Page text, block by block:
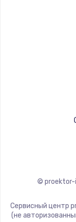
© proektor-
Сервисный центр
(не